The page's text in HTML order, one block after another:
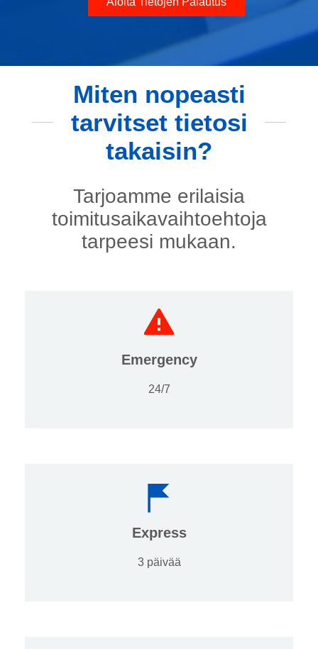
Miten nopeasti
tarvitset tietosi
takaisin?
Tarjoamme erilaisia
toimitusaikavaihtoehtoja
tarpeesi mukaan.
Emergency
24/7
Express
3 päivää